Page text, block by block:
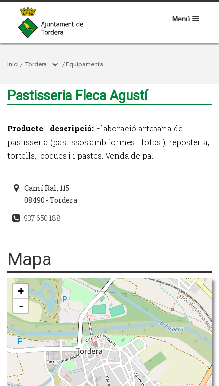
Menú
Inici / Tordera / Equipaments
Pastisseria Fleca Agustí
Producte - descripció:Elaboració artesana de
pastisseria (pastissos amb formes i fotos ), reposteria,
tortells, coques i i pastes. Venda de pa.
Camí Ral, 115
08490 - Tordera
937 650 188
Mapa
+
-